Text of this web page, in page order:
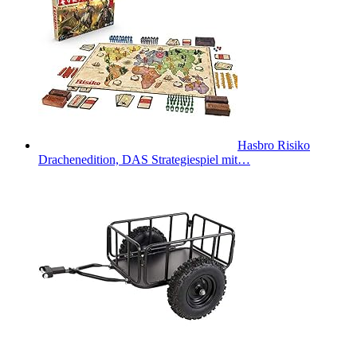
Hasbro Risiko
Drachenedition, DAS Strategiespiel mit…